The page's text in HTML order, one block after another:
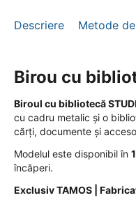
Descriere Metode
Birou cu
Biroul cu bibliotecă
cu cadru metalic și o
cărți, documente și
Modelul este disponibil în
încăperi.
Exclusiv TAMOS |